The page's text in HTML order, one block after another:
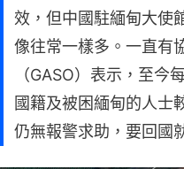
效，但中國駐緬甸大使
像往常一樣多。一直有
（GASO）表示，至今
國籍及被困緬甸的人士
仍無報警求助，要回國